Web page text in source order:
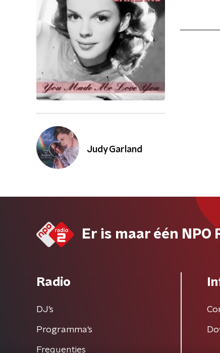
Judy Garland
Er is maar één NPO
Radio
DJ’s
Programma's
Frequenties